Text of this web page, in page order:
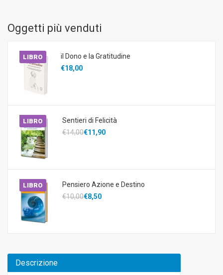
Oggetti più venduti
LIBRO
il Dono e la Gratitudine
€18,00
LIBRO
Sentieri di Felicità
€14,00€11,90
LIBRO
Pensiero Azione e Destino
€10,00€8,50
Descrizione